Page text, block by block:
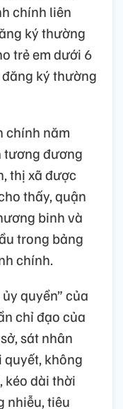
chính liên
ký thường
trẻ em dưới 6
ký thường
chính năm
tương đương
thị xã được
thấy, quận
binh và
trong bảng
chính.
quyền” của
chỉ đạo của
sát nhân
không
kéo dài thời
nhiễu, tiêu